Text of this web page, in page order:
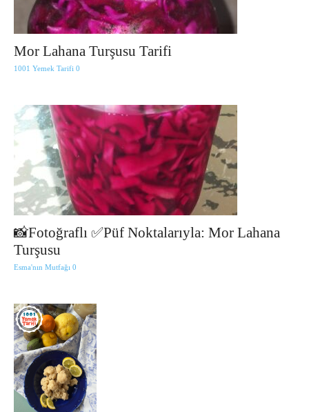
Mor Lahana Turşusu Tarifi
1001 Yemek Tarifi 0
📸Fotoğraflı ✅Püf Noktalarıyla: Mor Lahana
Turşusu
Esma'nın Mutfağı 0